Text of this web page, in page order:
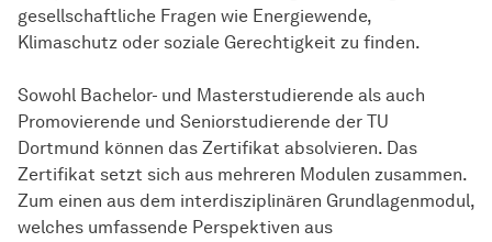
gesellschaftliche Fragen wie Energiewende,
Klimaschutz oder soziale Gerechtigkeit zu finden.
Sowohl Bachelor- und Masterstudierende als auch
Promovierende und Seniorstudierende der TU
Dortmund können das Zertifikat absolvieren. Das
Zertifikat setzt sich aus mehreren Modulen zusammen.
Zum einen aus dem interdisziplinären Grundlagenmodul,
welches umfassende Perspektiven aus